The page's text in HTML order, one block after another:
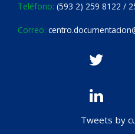
Teléfono: (593 2) 259 8122 /
Correo:
Tweets by